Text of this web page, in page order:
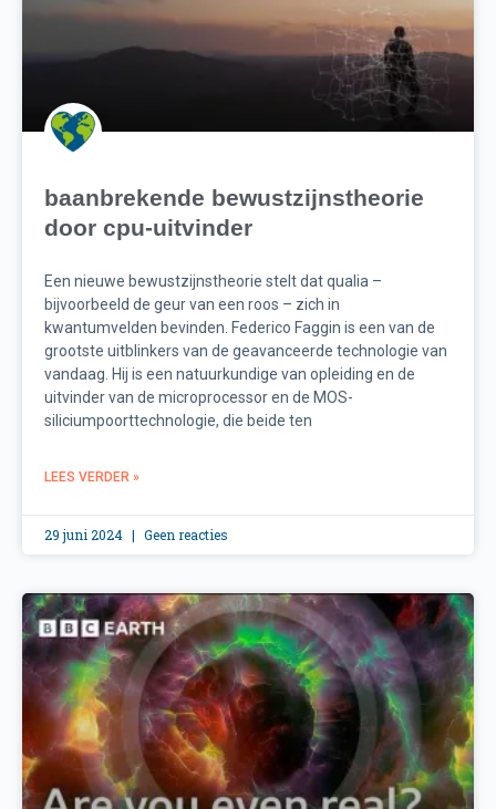
baanbrekende bewustzijnstheorie
door cpu-uitvinder
Een nieuwe bewustzijnstheorie stelt dat qualia –
bijvoorbeeld de geur van een roos – zich in
kwantumvelden bevinden. Federico Faggin is een van de
grootste uitblinkers van de geavanceerde technologie van
vandaag. Hij is een natuurkundige van opleiding en de
uitvinder van de microprocessor en de MOS-
siliciumpoorttechnologie, die beide ten
LEES VERDER »
29 juni 2024 Geen reacties